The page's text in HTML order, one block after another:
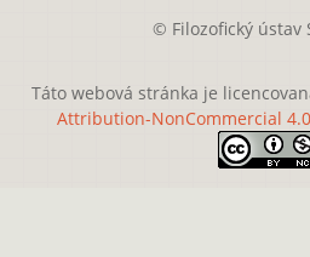
© Filozofický ústav
Táto webová stránka je
Attribution-NonCommercial